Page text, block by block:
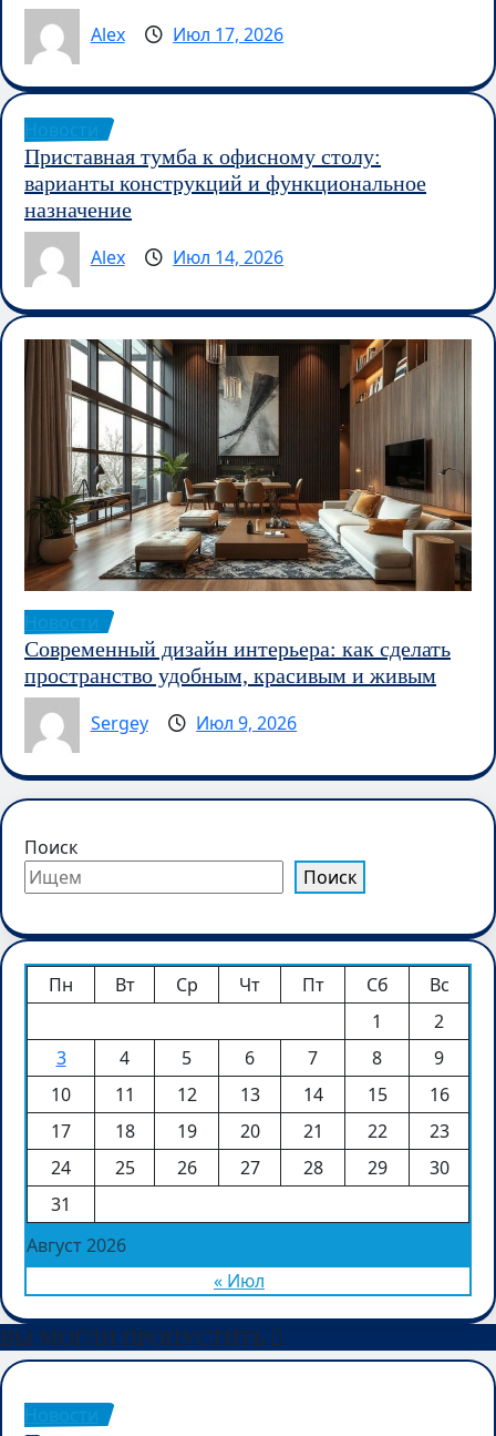
Alex
Июл 17, 2026
Приставная тумба к офисному столу:
варианты конструкций и функциональное
назначение
Alex
Июл 14, 2026
Современный дизайн интерьера: как сделать
пространство удобным, красивым и живым
Sergey
Июл 9, 2026
Поиск
Поиск
Август 2026
Пн Вт Ср Чт Пт Сб
Вс
1
2
3
4 5 6 7 8
9
10
11 12 13 14 15
16
17
18 19 20 21 22
23
24
25 26 27 28 29
30
31
« Июл
ВЫ МОГЛИ ПРОПУСТИТЬ